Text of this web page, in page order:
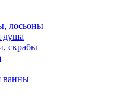
лосьоны
душа
скрабы
ванны